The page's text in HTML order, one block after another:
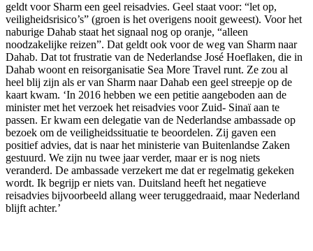
geldt voor Sharm een geel reisadvies. Geel staat voor: “let op,
veiligheidsrisico’s” (groen is het overigens nooit geweest). Voor het
naburige Dahab staat het signaal nog op oranje, “alleen
noodzakelijke reizen”. Dat geldt ook voor de weg van Sharm naar
Dahab. Dat tot frustratie van de Nederlandse José Hoeflaken, die in
Dahab woont en reisorganisatie Sea More Travel runt. Ze zou al
heel blij zijn als er van Sharm naar Dahab een geel streepje op de
kaart kwam. ‘In 2016 hebben we een petitie aangeboden aan de
minister met het verzoek het reisadvies voor Zuid- Sinaï aan te
passen. Er kwam een delegatie van de Nederlandse ambassade op
bezoek om de veiligheidssituatie te beoordelen. Zij gaven een
positief advies, dat is naar het ministerie van Buitenlandse Zaken
gestuurd. We zijn nu twee jaar verder, maar er is nog niets
veranderd. De ambassade verzekert me dat er regelmatig gekeken
wordt. Ik begrijp er niets van. Duitsland heeft het negatieve
reisadvies bijvoorbeeld allang weer teruggedraaid, maar Nederland
blijft achter.’